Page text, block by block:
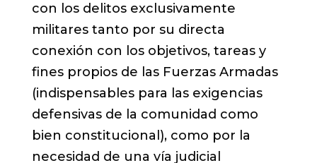
con los delitos exclusivamente
militares tanto por su directa
conexión con los objetivos, tareas y
fines propios de las Fuerzas Armadas
(indispensables para las exigencias
defensivas de la comunidad como
bien constitucional), como por la
necesidad de una vía judicial